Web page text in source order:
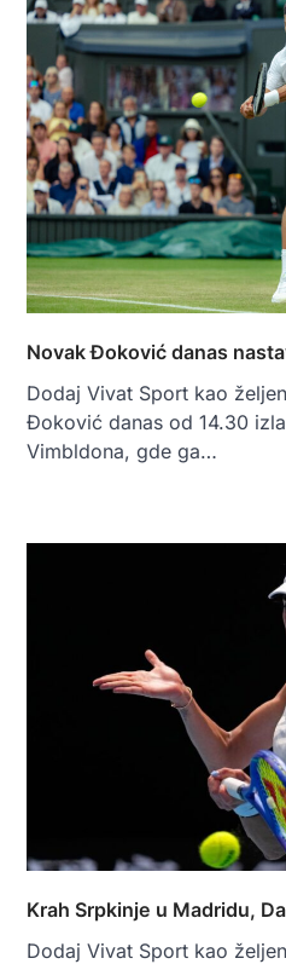
Novak Đoković danas
Dodaj Vivat Sport kao
Đoković danas od 14.30
Vimbldona, gde ga…
Krah Srpkinje u Madridu,
Dodaj Vivat Sport kao